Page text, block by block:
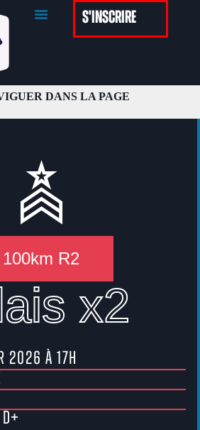
S'inscrire
100km R2
x2
à 17h